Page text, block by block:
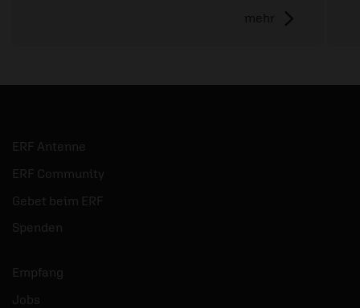
mehr
ERF Antenne
ERF Community
Gebet beim ERF
Spenden
Empfang
Jobs